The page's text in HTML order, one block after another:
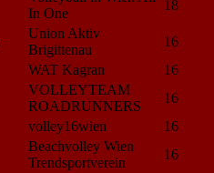
In One
18
Union Aktiv
Brigittenau
16
WAT Kagran
16
VOLLEYTEAM
ROADRUNNERS
16
volley16wien
16
Beachvolley Wien
Trendsportverein
16